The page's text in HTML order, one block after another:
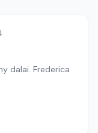
dalai. Frederica